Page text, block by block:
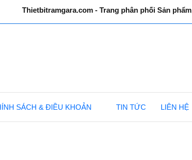
Thietbitramgara.com - Trang phân phối Sản phẩm,
SÁCH & ĐIỀU KHOẢN TIN TỨC LIÊN HỆ